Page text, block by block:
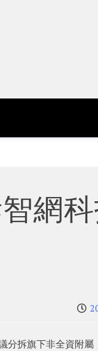
網
分拆旗下非全資附